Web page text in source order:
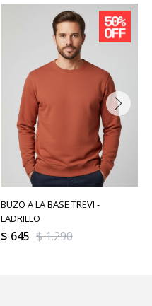
BUZO A LA BASE TREVI -
LADRILLO
$ 645 $1.290